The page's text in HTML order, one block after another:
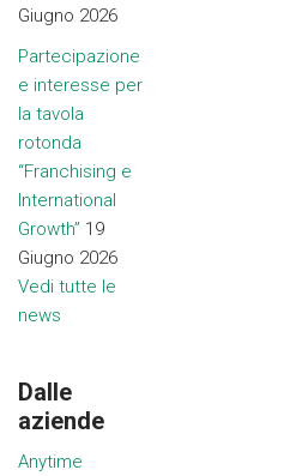
Giugno 2026
Partecipazione
e interesse per
la tavola
rotonda
“Franchising e
International
Growth” 19
Giugno 2026
Vedi tutte le
news
Dalle
aziende
Anytime